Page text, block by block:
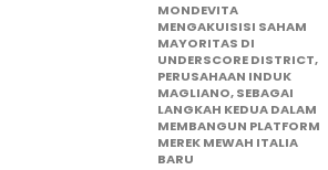
MONDEVITA
MENGAKUISISI SAHAM
MAYORITAS DI
UNDERSCORE DISTRICT,
PERUSAHAAN INDUK
MAGLIANO, SEBAGAI
LANGKAH KEDUA DALAM
MEMBANGUN PLATFORM
MEREK MEWAH ITALIA
BARU